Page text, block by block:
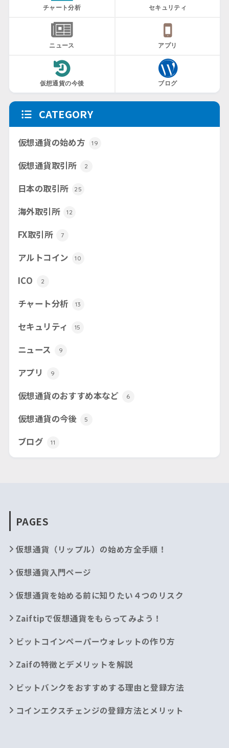
チャート分析 セキュリティ
ニュース アプリ
仮想通貨の今後 ブログ
CATEGORY
仮想通貨の始め方 19
仮想通貨取引所 2
日本の取引所 25
海外取引所 12
FX取引所 7
アルトコイン 10
ICO 2
チャート分析 13
セキュリティ 15
ニュース 9
アプリ 9
仮想通貨のおすすめ本など 6
仮想通貨の今後 5
ブログ 11
PAGES
仮想通貨（リップル）の始め方全手順！
仮想通貨入門ページ
仮想通貨を始める前に知りたい４つのリスク
Zaiftipで仮想通貨をもらってみよう！
ビットコインペーパーウォレットの作り方
Zaifの特徴とデメリットを解説
ビットバンクをおすすめする理由と登録方法
コインエクスチェンジの登録方法とメリット